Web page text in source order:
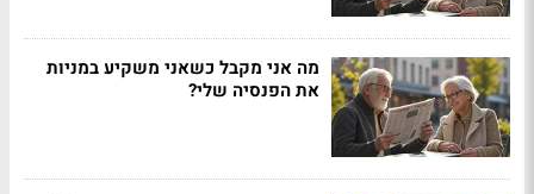
מה אני מקבל כשאני משקיע במניות
את הפנסיה שלי?